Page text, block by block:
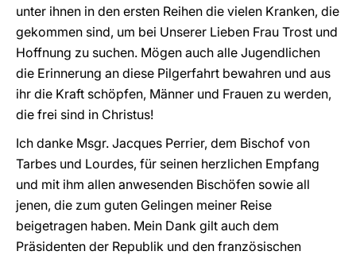
unter ihnen in den ersten Reihen die vielen Kranken, die
gekommen sind, um bei Unserer Lieben Frau Trost und
Hoffnung zu suchen. Mögen auch alle Jugendlichen
die Erinnerung an diese Pilgerfahrt bewahren und aus
ihr die Kraft schöpfen, Männer und Frauen zu werden,
die frei sind in Christus!
Ich danke Msgr. Jacques Perrier, dem Bischof von
Tarbes und Lourdes, für seinen herzlichen Empfang
und mit ihm allen anwesenden Bischöfen sowie all
jenen, die zum guten Gelingen meiner Reise
beigetragen haben. Mein Dank gilt auch dem
Präsidenten der Republik und den französischen